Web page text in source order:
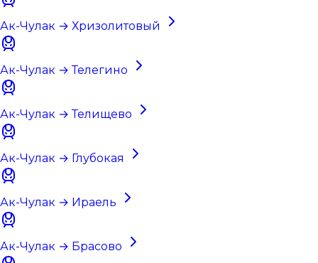
Ак-Чулак → Хризолитовый
Ак-Чулак → Телегино
Ак-Чулак → Телищево
Ак-Чулак → Глубокая
Ак-Чулак → Ираель
Ак-Чулак → Брасово